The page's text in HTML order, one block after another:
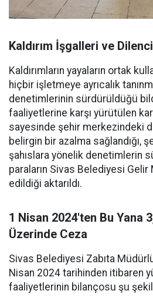
Kaldırım İşgalleri ve
Kaldırımların yayaların ortak
hiçbir işletmeye ayrıcalık
denetimlerinin sürdürüldüğü
faaliyetlerine karşı yürütülen
sayesinde şehir merkezindeki
belirgin bir azalma sağlandığı,
şahıslara yönelik denetimlerin
paraların Sivas Belediyesi
edildiği aktarıldı.
1 Nisan 2024'ten Bu Yana
Üzerinde Ceza
Sivas Belediyesi Zabıta
Nisan 2024 tarihinden itibaren
faaliyetlerinin bilançosu şu